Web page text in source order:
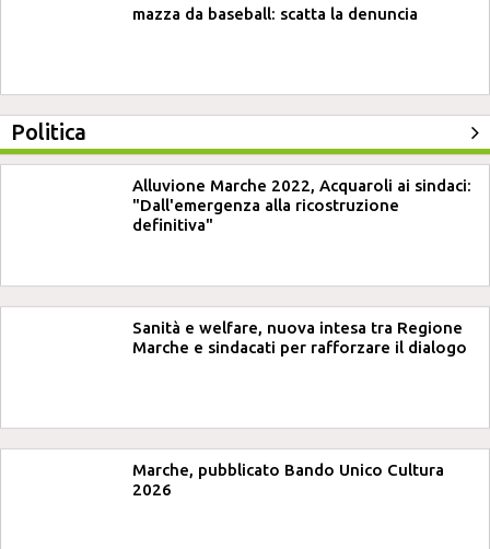
mazza da baseball: scatta la denuncia
Politica
Alluvione Marche 2022, Acquaroli ai sindaci:
"Dall'emergenza alla ricostruzione
definitiva"
Sanità e welfare, nuova intesa tra Regione
Marche e sindacati per rafforzare il dialogo
Marche, pubblicato Bando Unico Cultura
2026